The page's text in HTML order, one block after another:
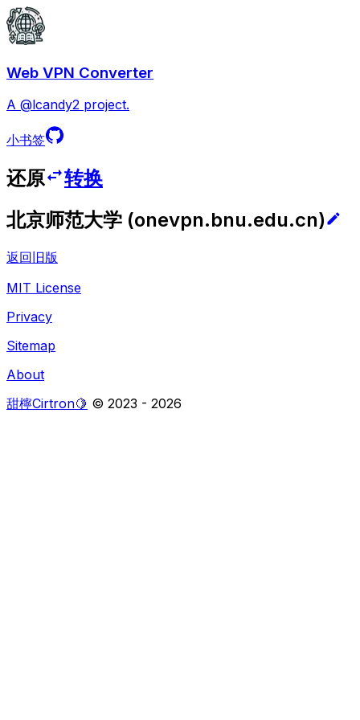
Web VPN Converter
A @lcandy2 project.
小书签
还原
转换
北京师范大学 (onevpn.bnu.edu.cn)
返回旧版
MIT License
Privacy
Sitemap
About
甜檸Cirtron🍋 © 2023 - 2026